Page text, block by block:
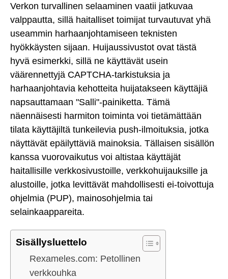
Verkon turvallinen selaaminen vaatii jatkuvaa
valppautta, sillä haitalliset toimijat turvautuvat yhä
useammin harhaanjohtamiseen teknisten
hyökkäysten sijaan. Huijaussivustot ovat tästä
hyvä esimerkki, sillä ne käyttävät usein
väärennettyjä CAPTCHA-tarkistuksia ja
harhaanjohtavia kehotteita huijatakseen käyttäjiä
napsauttamaan "Salli"-painiketta. Tämä
näennäisesti harmiton toiminta voi tietämättään
tilata käyttäjiltä tunkeilevia push-ilmoituksia, jotka
näyttävät epäilyttäviä mainoksia. Tällaisen sisällön
kanssa vuorovaikutus voi altistaa käyttäjät
haitallisille verkkosivustoille, verkkohuijauksille ja
alustoille, jotka levittävät mahdollisesti ei-toivottuja
ohjelmia (PUP), mainosohjelmia tai
selainkaappareita.
Sisällysluettelo
Rexameles.com: Petollinen
verkkouhka